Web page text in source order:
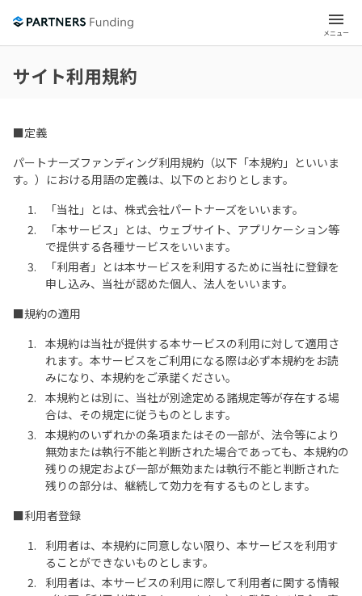
menu
メニュー
サイト利用規約
■定義
パートナーズファンディング利用規約（以下「本規約」といいま
す。）における用語の定義は、以下のとおりとします。
「当社」とは、株式会社パートナーズをいいます。
「本サービス」とは、ウェブサイト、アプリケーション等
で提供する各種サービスをいいます。
「利用者」とは本サービスを利用するために当社に登録を
申し込み、当社が認めた個人、法人をいいます。
■規約の適用
本規約は当社が提供する本サービスの利用に対して適用さ
れます。本サービスをご利用になる際は必ず本規約をお読
みになり、本規約をご承諾ください。
本規約とは別に、当社が別途定める諸規定等が存在する場
合は、その規定に従うものとします。
本規約のいずれかの条項またはその一部が、法令等により
無効または執行不能と判断された場合であっても、本規約の
残りの規定および一部が無効または執行不能と判断された
残りの部分は、継続して効力を有するものとします。
■利用者登録
利用者は、本規約に同意しない限り、本サービスを利用す
ることができないものとします。
利用者は、本サービスの利用に際して利用者に関する情報